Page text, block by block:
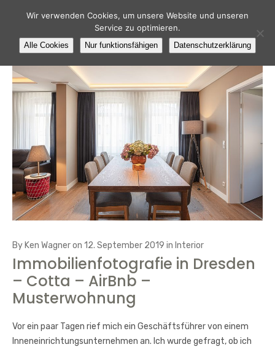
By Ken Wagneron 12. September 2019 in Interior
Immobilienfotografie in Dresden
– Cotta – AirBnb –
Musterwohnung
Vor ein paar Tagen rief mich ein Geschäftsführer von einem
Inneneinrichtungsunternehmen an. Ich wurde gefragt, ob ich
Wir verwenden Cookies, um unsere Website und unseren
Service zu optimieren.
Alle Cookies Nur funktionsfähigen Datenschutzerklärung